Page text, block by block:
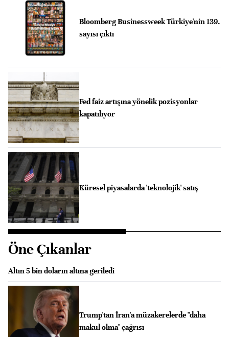
Bloomberg Businessweek Türkiye'nin 139.
sayısı çıktı
Fed faiz artışına yönelik pozisyonlar
kapatılıyor
Küresel piyasalarda 'teknolojik' satış
Öne Çıkanlar
Altın 5 bin doların altına geriledi
Trump'tan İran'a müzakerelerde "daha
makul olma" çağrısı